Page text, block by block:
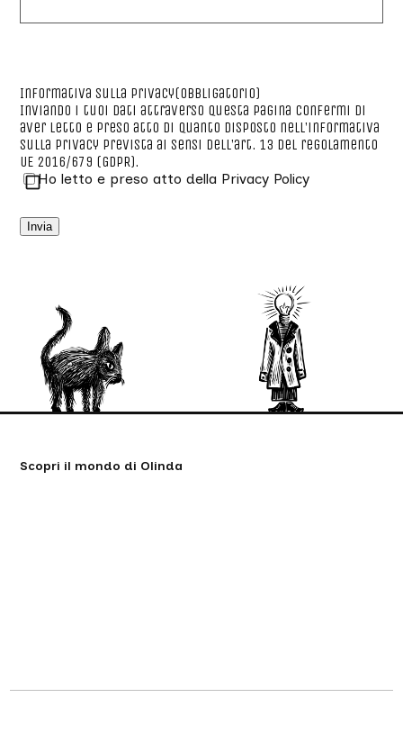
Informativa sulla privacy(Obbligatorio)
Inviando i tuoi dati attraverso questa pagina confermi di
aver letto e preso atto di quanto disposto nell’informativa
sulla privacy prevista ai sensi dell’art. 13 del regolamento
UE 2016/679 (GDPR).
Ho letto e preso atto della Privacy Policy
Invia
Scopri il mondo di Olinda